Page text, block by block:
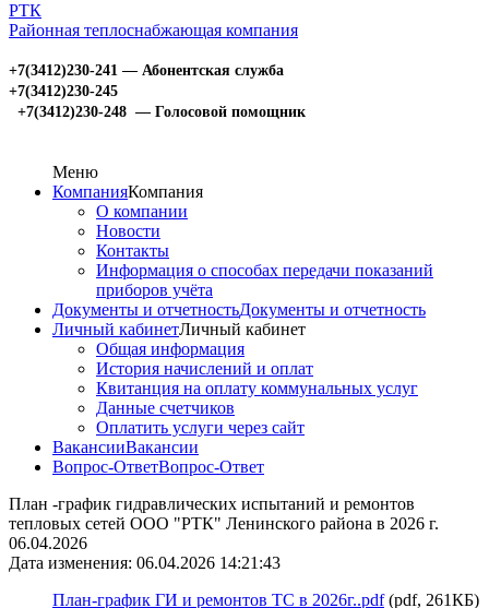
РТК
Районная теплоснабжающая компания
+7(3412)230-241 — Абонентская служба
+7(3412)230-245
+7(3412)230-248 — Голосовой помощник
Меню
КомпанияКомпания
О компании
Новости
Контакты
Информация о способах передачи показаний
приборов учёта
Документы и отчетностьДокументы и отчетность
Личный кабинетЛичный кабинет
Общая информация
История начислений и оплат
Квитанция на оплату коммунальных услуг
Данные счетчиков
Оплатить услуги через сайт
ВакансииВакансии
Вопрос-ОтветВопрос-Ответ
План -график гидравлических испытаний и ремонтов
тепловых сетей ООО "РТК" Ленинского района в 2026 г.
06.04.2026
Дата изменения: 06.04.2026 14:21:43
План-график ГИ и ремонтов ТС в 2026г..pdf(pdf, 261КБ)